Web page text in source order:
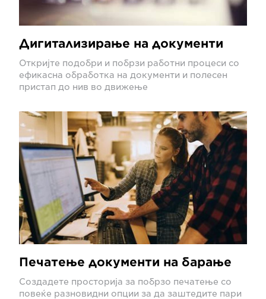
Дигитализирање на документи
Откријте подобри и побрзи работни процеси со
ефикасна обработка на документи и полесен
пристап до нив во движење
Печатење документи на барање
Создадете просторија за побрзо печатење со
повеќе разновидни опции за да заштедите пари